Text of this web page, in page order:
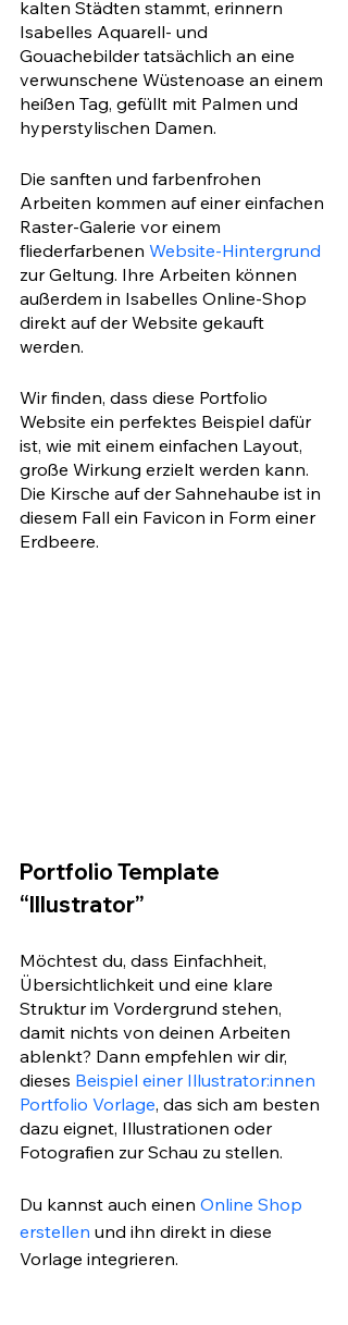
kalten Städten stammt, erinnern
Isabelles Aquarell- und
Gouachebilder tatsächlich an eine
verwunschene Wüstenoase an einem
heißen Tag, gefüllt mit Palmen und
hyperstylischen Damen.
Die sanften und farbenfrohen
Arbeiten kommen auf einer einfachen
Raster-Galerie vor einem
fliederfarbenen Website-Hintergrund
zur Geltung. Ihre Arbeiten können
außerdem in Isabelles Online-Shop
direkt auf der Website gekauft
werden.
Wir finden, dass diese Portfolio
Website ein perfektes Beispiel dafür
ist, wie mit einem einfachen Layout,
große Wirkung erzielt werden kann.
Die Kirsche auf der Sahnehaube ist in
diesem Fall ein Favicon in Form einer
Erdbeere.
Portfolio Template
“Illustrator”
Möchtest du, dass Einfachheit,
Übersichtlichkeit und eine klare
Struktur im Vordergrund stehen,
damit nichts von deinen Arbeiten
ablenkt? Dann empfehlen wir dir,
dieses Beispiel einer Illustrator:innen
Portfolio Vorlage, das sich am besten
dazu eignet, Illustrationen oder
Fotografien zur Schau zu stellen.
Du kannst auch einen Online Shop
erstellen und ihn direkt in diese
Vorlage integrieren.